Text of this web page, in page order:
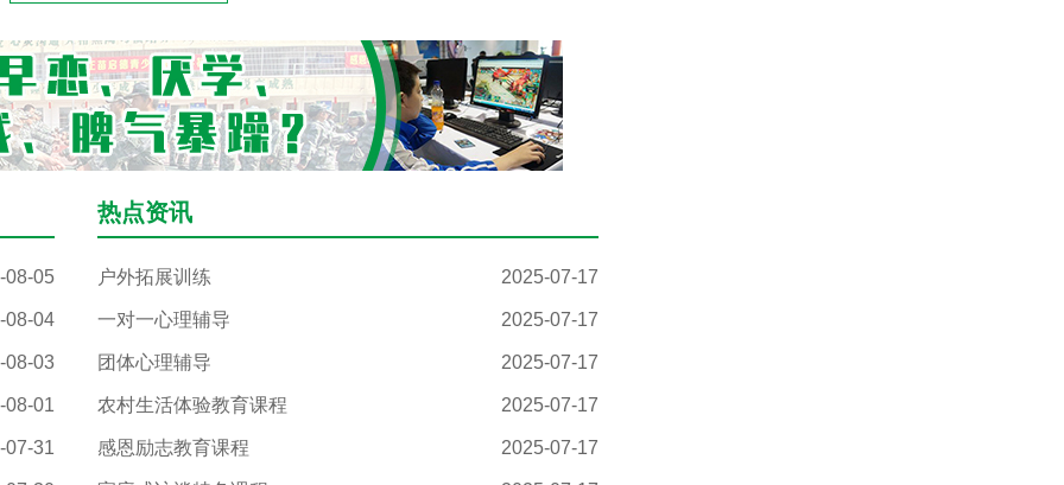
08-05
08-04
08-03
08-01
07-31
热点资讯
户外拓展训练 2025-07-17
一对一心理辅导 2025-07-17
团体心理辅导 2025-07-17
农村生活体验教育课程 2025-07-17
感恩励志教育课程 2025-07-17